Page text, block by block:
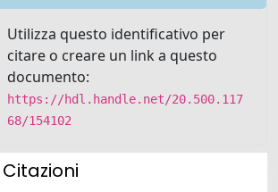
Utilizza questo identificativo per
citare o creare un link a questo
documento:
https://hdl.handle.net/20.500.117
68/154102
Citazioni